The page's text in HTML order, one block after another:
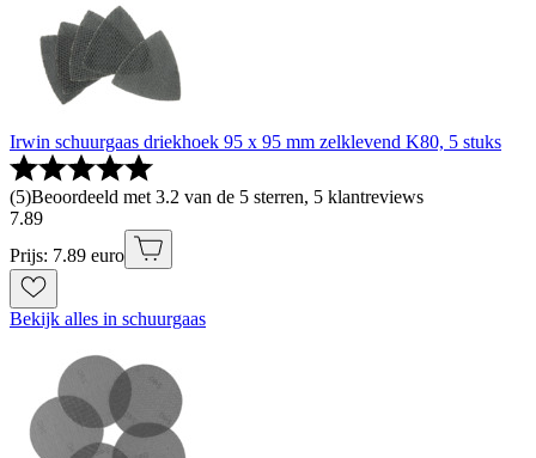
Irwin schuurgaas driekhoek 95 x 95 mm zelklevend K80, 5 stuks
(5)Beoordeeld met 3.2 van de 5 sterren, 5 klantreviews
7.89
Prijs: 7.89 euro
Bekijk alles in schuurgaas